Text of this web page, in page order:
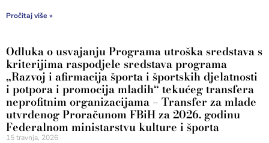
Pročitaj više »
Odluka o usvajanju Programa utroška sredstava s
kriterijima raspodjele sredstava programa
„Razvoj i afirmacija športa i športskih djelatnosti
i potpora i promocija mladih“ tekućeg transfera
neprofitnim organizacijama – Transfer za mlade
utvrđenog Proračunom FBiH za 2026. godinu
Federalnom ministarstvu kulture i športa
15 travnja, 2026